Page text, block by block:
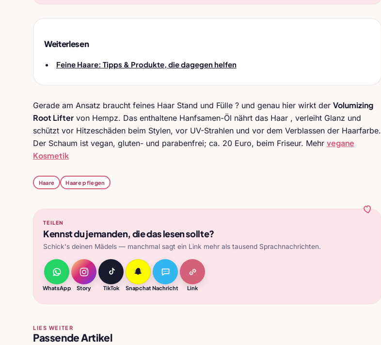
Weiterlesen
Feine Haare: Tipps & Produkte, die dagegen helfen
Gerade am Ansatz braucht feines Haar Stand und Fülle ? und genau hier wirkt der Volumizing
Root Lifter von Hempz. Das enthaltene Hanfsamen-Öl nährt das Haar , verleiht Glanz und
schützt vor Hitzeschäden beim Stylen, vor UV-Strahlen und vor dem Verblassen der Haarfarbe.
Der Schaum ist vegan, gluten- und parabenfrei; ca. 20 Euro, beim Friseur. Mehr vegane
Kosmetik
Haare Haare pflegen
TEILEN
Kennst du jemanden, die das lesen sollte?
Schick's deinen Mädels — manchmal sagt ein Link mehr als tausend Sprachnachrichten.
WhatsApp Story TikTok SnapchatNachricht Link
LIES WEITER
Passende Artikel